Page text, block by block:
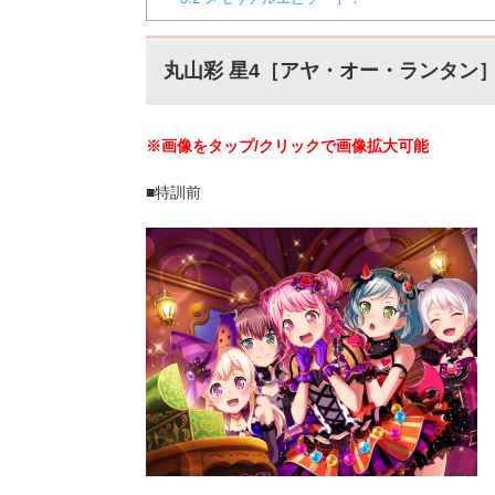
丸山彩星4［アヤ・オー・ランタン
※画像をタップ/クリックで画像拡大可能
■特訓前